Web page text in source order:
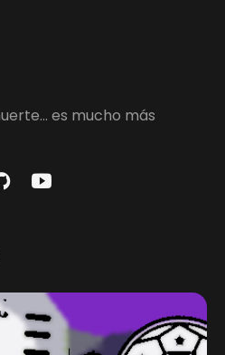
es mucho más